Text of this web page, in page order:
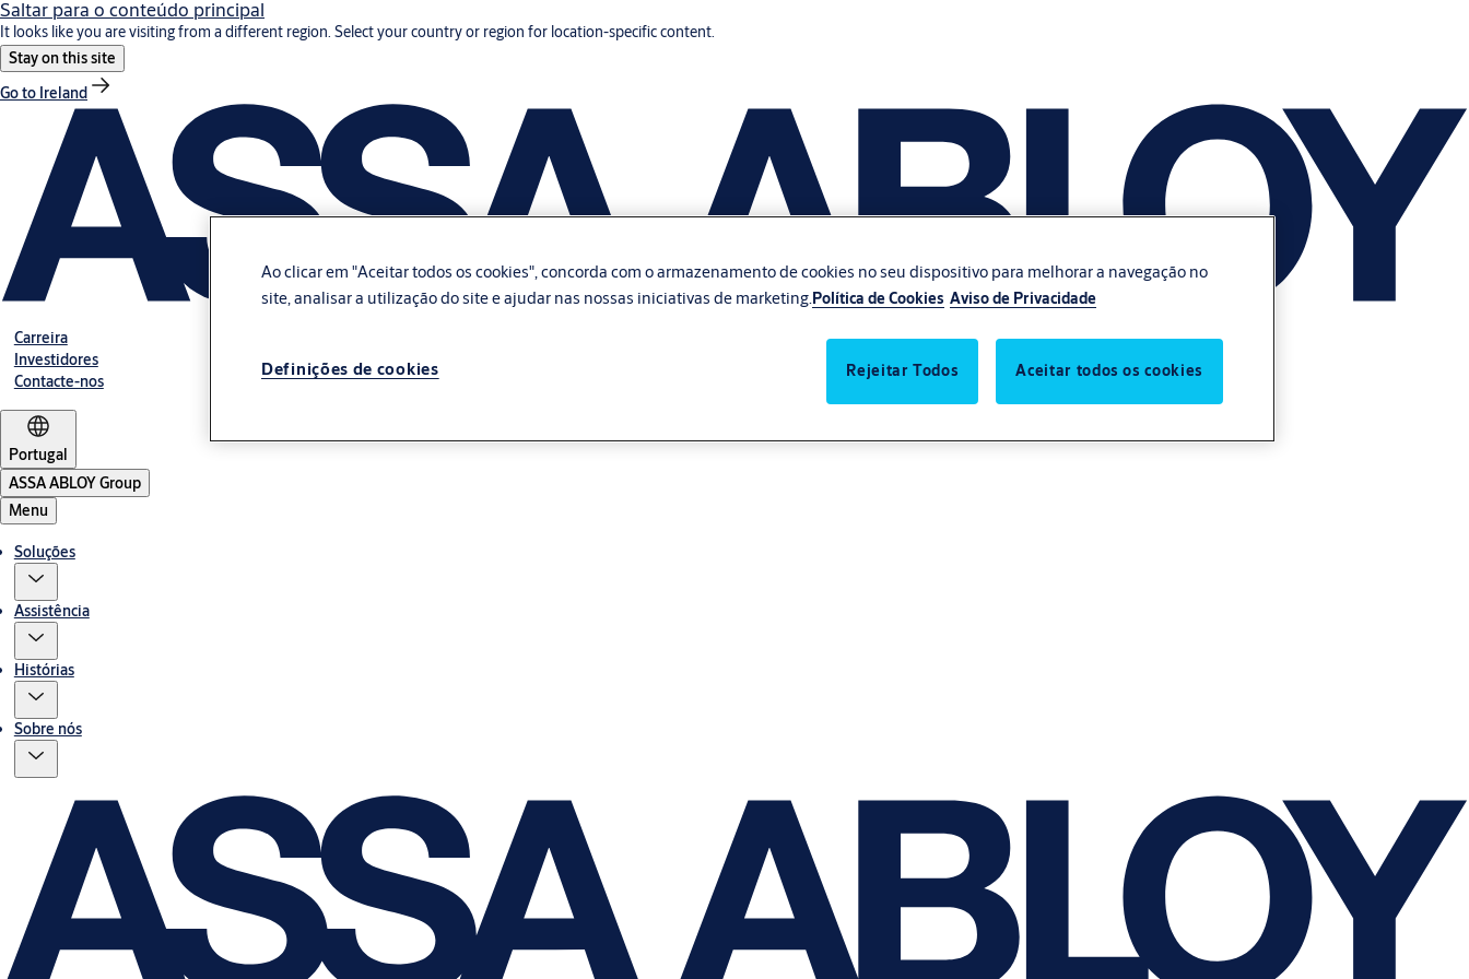
Saltar para o conteúdo principal
It looks like you are visiting from a different region. Select your country or region for location-specific content.
Stay on this site
Go to Ireland
Carreira
Investidores
Contacte-nos
Portugal
ASSA ABLOY Group
Menu
Soluções
Assistência
Histórias
Sobre nós
Ao clicar em "Aceitar todos os cookies", concorda com o armazenamento de cookies no seu dispositivo para melhorar a navegação no
site, analisar a utilização do site e ajudar nas nossas iniciativas de marketing.Política de Cookies Aviso de Privacidade
Definições de cookies Rejeitar Todos Aceitar todos os cookies